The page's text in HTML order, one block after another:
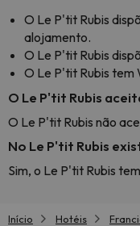
O Le P'tit Rubis
alojamento.
O Le P'tit Rubis
O Le P'tit Rubis tem
O Le P'tit Rubis
O Le P'tit Rubis não
No Le P'tit Rubis
Sim, o Le P'tit Rubis
Início Hotéis